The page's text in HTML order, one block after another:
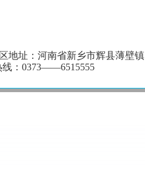
地址：河南省新乡市辉县薄壁镇
线：0373——6515555